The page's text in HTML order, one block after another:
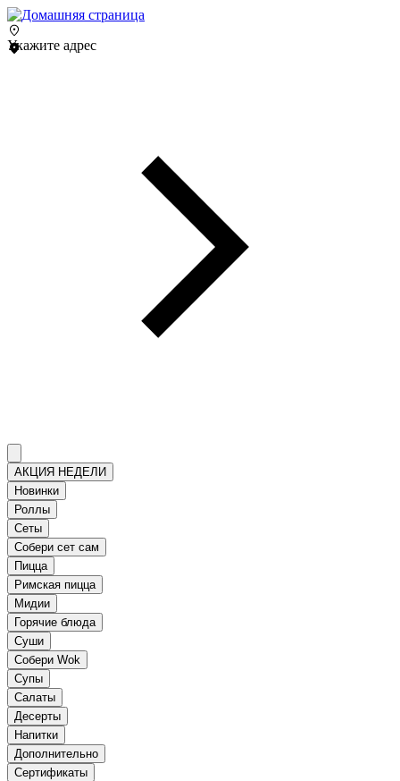
Укажите адрес
АКЦИЯ НЕДЕЛИ
Новинки
Роллы
Сеты
Собери сет сам
Пицца
Римская пицца
Мидии
Горячие блюда
Суши
Собери Wok
Супы
Салаты
Десерты
Напитки
Дополнительно
Сертификаты